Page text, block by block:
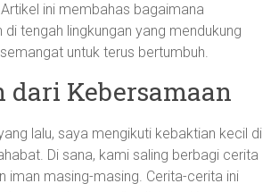
ini membahas bagaimana
tengah lingkungan yang mendukung
untuk terus bertumbuh.
dari Kebersamaan
lalu, saya mengikuti kebaktian kecil di
Di sana, kami saling berbagi cerita
iman masing-masing. Cerita-cerita ini